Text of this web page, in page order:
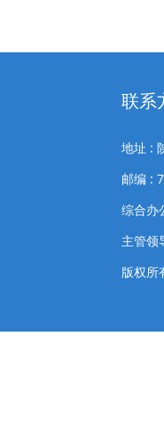
联系
地址 :
邮编 :
综合办
主管
版权